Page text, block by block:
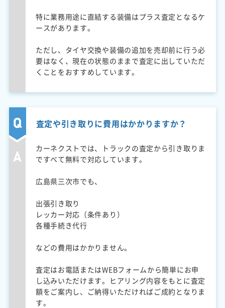
特に業務用途に直結する装備はプラス査定となるケ
ースがあります。
ただし、タイヤ交換や装備の追加を売却前に行う必
要はなく、現在の状態のままで査定に出していただ
くことをおすすめしています。
査定や引き取りに費用はかかりますか？
カーネクストでは、トラックの査定から引き取りま
ですべて無料で対応しています。
広島県三次市でも、
出張引き取り
レッカー対応（条件あり）
各種手続き代行
などの費用はかかりません。
査定はお電話またはWEBフォームから簡単にお申
し込みいただけます。ヒアリング内容をもとに査定
額をご案内し、ご納得いただければご成約となりま
す。